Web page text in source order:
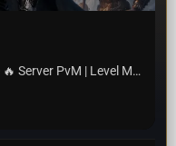
PvM Zeryon — Aventură Fără Limite 🔥 Server PvM | Level Maxim 120 | Rate 200% Bine ai venit pe PvM…